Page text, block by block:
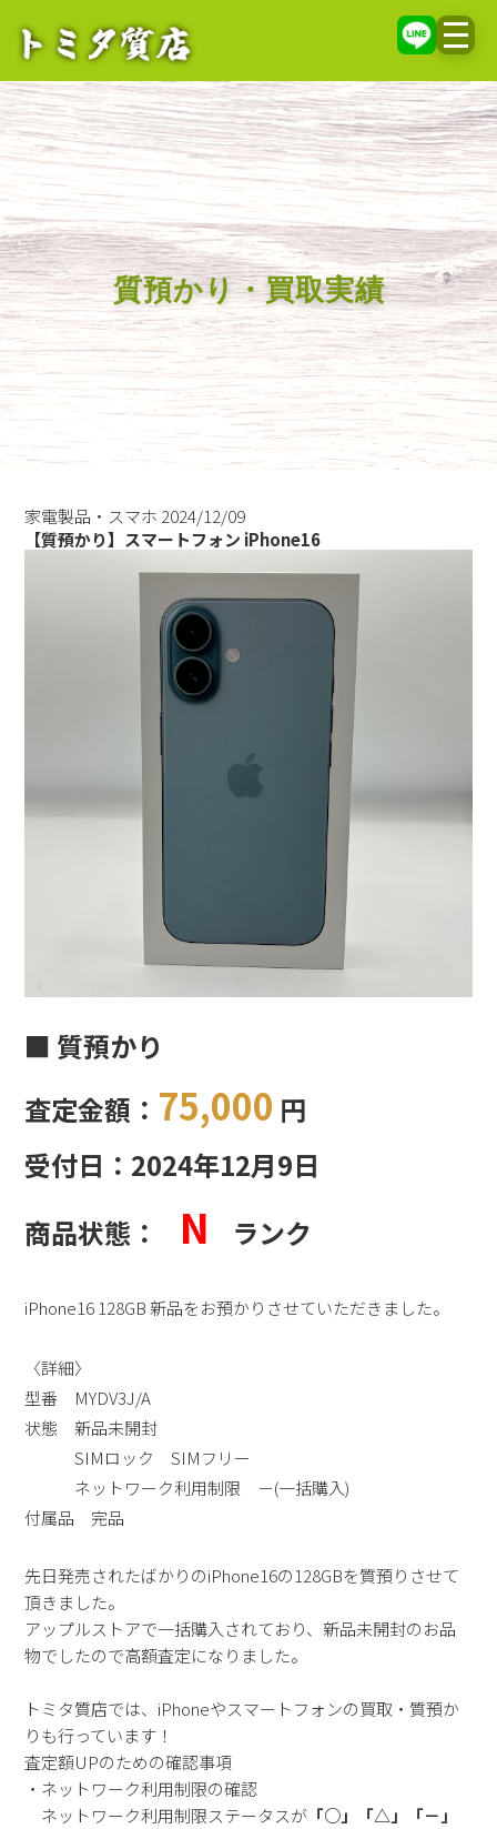
メニ
質預かり・買取実績
家電製品・スマホ 2024/12/09
【質預かり】スマートフォン iPhone16
■ 質預かり
査定金額： 75,000 円
受付日：2024年12月9日
商品状態：
N ランク
iPhone16 128GB 新品をお預かりさせていただきました。
〈詳細〉
型番 MYDV3J/A
状態 新品未開封
SIMロック SIMフリー
ネットワーク利用制限 －(一括購入)
付属品 完品
先日発売されたばかりのiPhone16の128GBを質預りさせて
頂きました。
アップルストアで一括購入されており、新品未開封のお品
物でしたので高額査定になりました。
トミタ質店では、iPhoneやスマートフォンの買取・質預か
りも行っています！
査定額UPのための確認事項
・ネットワーク利用制限の確認
ネットワーク利用制限ステータスが 「○」「△」「－」